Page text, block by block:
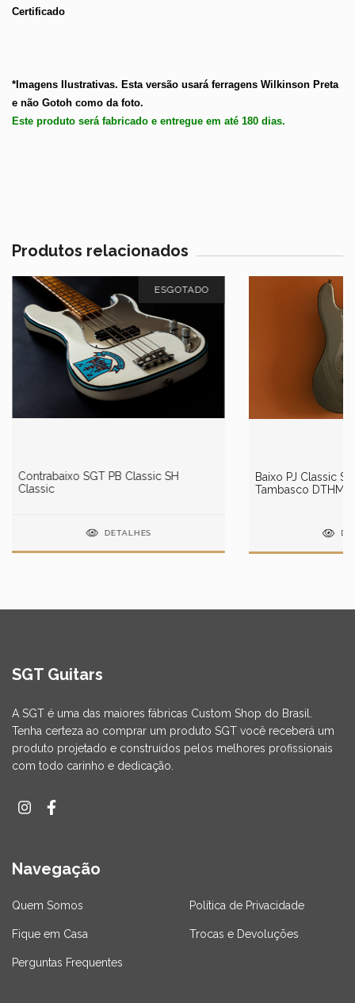
Certificado
*Imagens Ilustrativas. Esta versão usará ferragens Wilkinson Preta
e não Gotoh como da foto.
Este produto será fabricado e entregue em até 180 dias.
Produtos relacionados
ESGOTADO
Contrabaixo SGT PB Classic SH
Classic
DETALHES
Baixo PJ Classic
Tambasco DTHM-
SGT Guitars
A SGT é uma das maiores fábricas Custom Shop do Brasil.
Tenha certeza ao comprar um produto SGT você receberá um
produto projetado e construídos pelos melhores profissionais
com todo carinho e dedicação.
Navegação
Quem Somos Política de Privacidade
Fique em Casa Trocas e Devoluções
Perguntas Frequentes